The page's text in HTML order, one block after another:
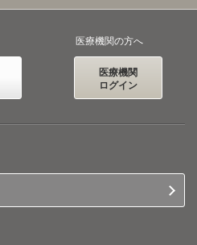
医療機関の方へ
医療機関
ログイン